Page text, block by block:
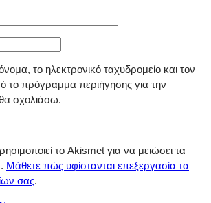
το ηλεκτρονικό ταχυδρομείο και τον
το πρόγραμμα περιήγησης για την
σχολιάσω.
το Akismet για να μειώσει τα
Μάθετε πώς υφίστανται επεξεργασία τα
σας.